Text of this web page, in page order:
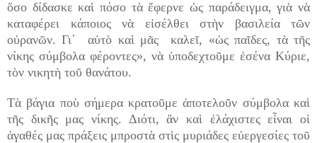
ὅσο δίδασκε καὶ πόσο τὰ ἔφερνε ὡς παράδειγμα, γιὰ νὰ
καταφέρει κάποιος νὰ εἰσέλθει στὴν βασιλεία τῶν
οὐρανῶν. Γι΄ αὐτὸ καὶ μᾶς καλεῖ, «ὡς παῖδες, τὰ τῆς
νίκης σύμβολα φέροντες», νὰ ὑποδεχτοῦμε ἐσένα Κύριε,
τὸν νικητὴ τοῦ θανάτου.
Τὰ βάγια ποὺ σήμερα κρατοῦμε ἀποτελοῦν σύμβολα καὶ
τῆς δικῆς μας νίκης. Διότι, ἂν καὶ ἐλάχιστες εἶναι οἱ
ἀγαθές μας πράξεις μπροστὰ στὶς μυριάδες εὐεργεσίες τοῦ